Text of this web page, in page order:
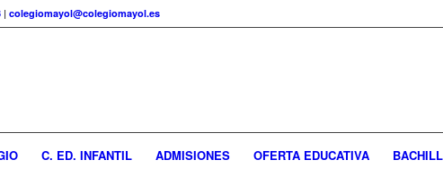
| colegiomayol@colegiomayol.es
C. ED. INFANTIL ADMISIONES OFERTA EDUCATIVA